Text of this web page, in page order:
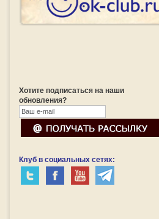
Хотите подписаться на наши
обновления?
Клуб в социальных сетях: